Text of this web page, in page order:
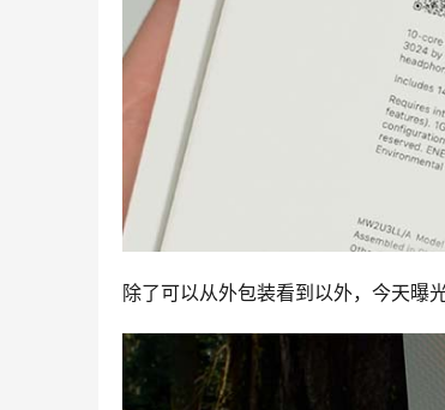
除了可以从外包装看到以外，今天曝